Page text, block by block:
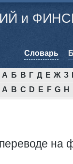
и
Cловарь
А Б В Г Д Е Ж З
A B C D E F G H
на